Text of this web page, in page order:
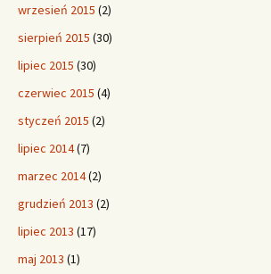
wrzesień 2015 (2)
sierpień 2015 (30)
lipiec 2015 (30)
czerwiec 2015 (4)
styczeń 2015 (2)
lipiec 2014(7)
marzec 2014(2)
grudzień 2013 (2)
lipiec 2013 (17)
maj 2013 (1)